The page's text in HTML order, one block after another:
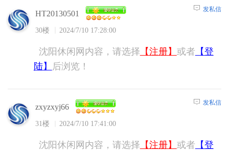
HT20130501
30楼 2024/7/10 17:28:00
发私信
沈阳休闲网内容，请选择 【注册】 或者 【登
陆】
后浏览！
zxyzxyj66
31楼 2024/7/10 17:41:00
发私信
沈阳休闲网内容，请选择 【注册】 或者 【登